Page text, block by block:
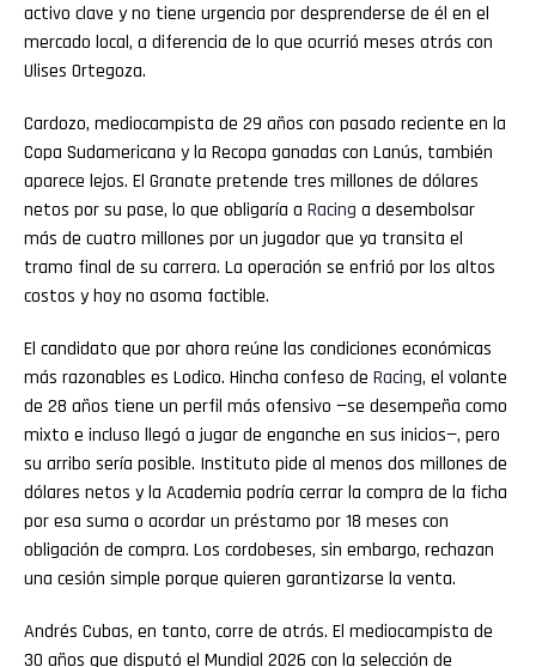
activo clave y no tiene urgencia por desprenderse de él en el
mercado local, a diferencia de lo que ocurrió meses atrás con
Ulises Ortegoza.
Cardozo, mediocampista de 29 años con pasado reciente en la
Copa Sudamericana y la Recopa ganadas con Lanús, también
aparece lejos. El Granate pretende tres millones de dólares
netos por su pase, lo que obligaría a Racing a desembolsar
más de cuatro millones por un jugador que ya transita el
tramo final de su carrera. La operación se enfrió por los altos
costos y hoy no asoma factible.
El candidato que por ahora reúne las condiciones económicas
más razonables es Lodico. Hincha confeso de Racing, el volante
de 28 años tiene un perfil más ofensivo —se desempeña como
mixto e incluso llegó a jugar de enganche en sus inicios—, pero
su arribo sería posible. Instituto pide al menos dos millones de
dólares netos y la Academia podría cerrar la compra de la ficha
por esa suma o acordar un préstamo por 18 meses con
obligación de compra. Los cordobeses, sin embargo, rechazan
una cesión simple porque quieren garantizarse la venta.
Andrés Cubas, en tanto, corre de atrás. El mediocampista de
30 años que disputó el Mundial 2026 con la selección de